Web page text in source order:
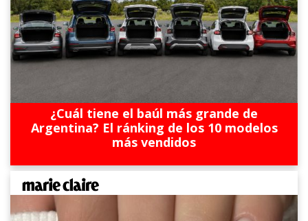
¿Cuál tiene el baúl más grande de
Argentina? El ránking de los 10 modelos
más vendidos